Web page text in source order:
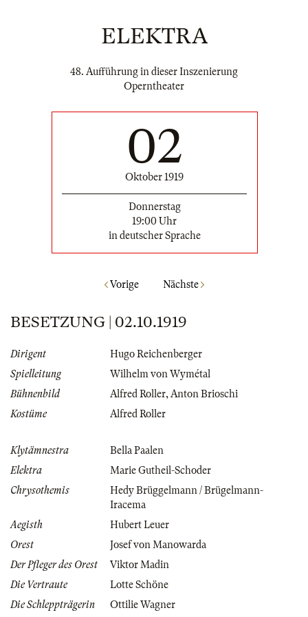
ELEKTRA
48. Aufführung in dieser Inszenierung
Operntheater
02
Oktober 1919
Donnerstag
19:00 Uhr
in deutscher Sprache
Vorige Nächste
BESETZUNG | 02.10.1919
Dirigent
Hugo Reichenberger
Spielleitung
Wilhelm von Wymétal
Bühnenbild
Alfred Roller,Anton Brioschi
Kostüme
Alfred Roller
Klytämnestra
Bella Paalen
Elektra
Marie Gutheil-Schoder
Chrysothemis
Hedy Brüggelmann / Brügelmann-
Iracema
Aegisth
Hubert Leuer
Orest
Josef von Manowarda
Der Pfleger des Orest
Viktor Madin
Die Vertraute
Lotte Schöne
Die Schleppträgerin
Ottilie Wagner